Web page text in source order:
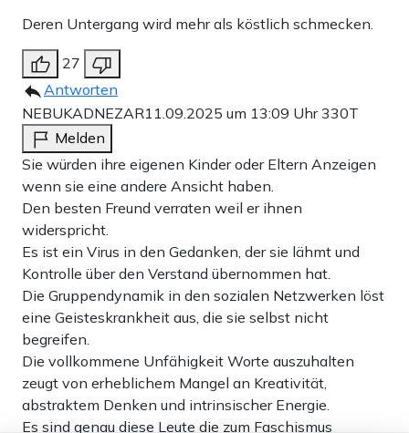
Deren Untergang wird mehr als köstlich schmecken.
27
Antworten
NEBUKADNEZAR11.09.2025 um 13:09 Uhr330T
Melden
Sie würden ihre eigenen Kinder oder Eltern Anzeigen
wenn sie eine andere Ansicht haben.
Den besten Freund verraten weil er ihnen
widerspricht.
Es ist ein Virus in den Gedanken, der sie lähmt und
Kontrolle über den Verstand übernommen hat.
Die Gruppendynamik in den sozialen Netzwerken löst
eine Geisteskrankheit aus, die sie selbst nicht
begreifen.
Die vollkommene Unfähigkeit Worte auszuhalten
zeugt von erheblichem Mangel an Kreativität,
abstraktem Denken und intrinsischer Energie.
Es sind genau diese Leute die zum Faschismus